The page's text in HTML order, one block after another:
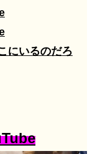
にいるのだろ